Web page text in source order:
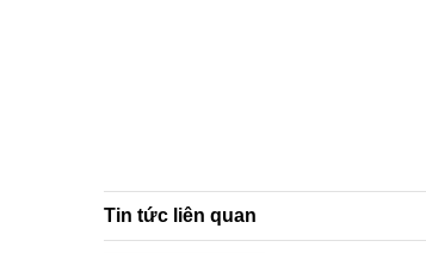
Tin tức liên quan